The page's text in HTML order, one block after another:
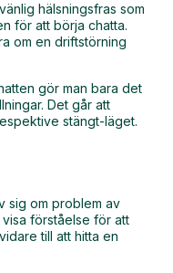
hälsningsfras som
för att börja chatta.
om en driftstörning
gör man bara det
Det går att
stängt-läget.
sig om problem av
visa förståelse för att
till att hitta en